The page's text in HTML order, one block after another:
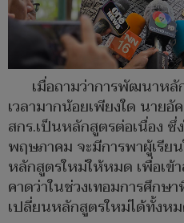
เมื่อถามว่าการพัฒนาหลั
เวลามากน้อยเพียงใด นาย
สกร.เป็นหลักสูตรต่อเนื่อง ซึ่
พฤษภาคม จะมีการพาผู้เรีย
หลักสูตรใหม่ให้หมด เพื่อเข้
คาดว่าในช่วงเทอมการศึกษ
เปลี่ยนหลักสูตรใหม่ได้ทั้งห